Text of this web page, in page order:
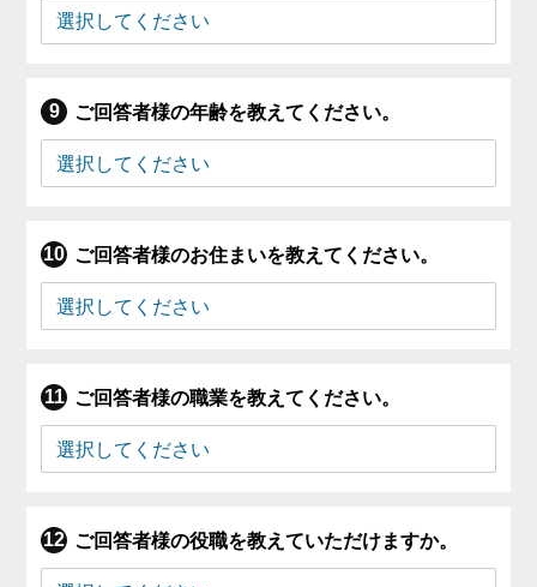
ご回答者様の年齢を教えてください。
ご回答者様のお住まいを教えてください。
ご回答者様の職業を教えてください。
ご回答者様の役職を教えていただけますか。